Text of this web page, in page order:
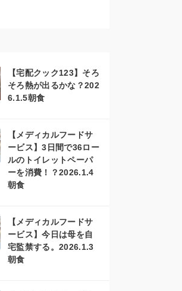
【宅配クック123】そろ
そろ熱が出るかな？202
6.1.5朝食
【メディカルフードサ
ービス】3日間で36ロー
ルのトイレットペーパ
ーを消費！？2026.1.4
朝食
【メディカルフードサ
ービス】今日は母を自
宅監禁する。2026.1.3
朝食